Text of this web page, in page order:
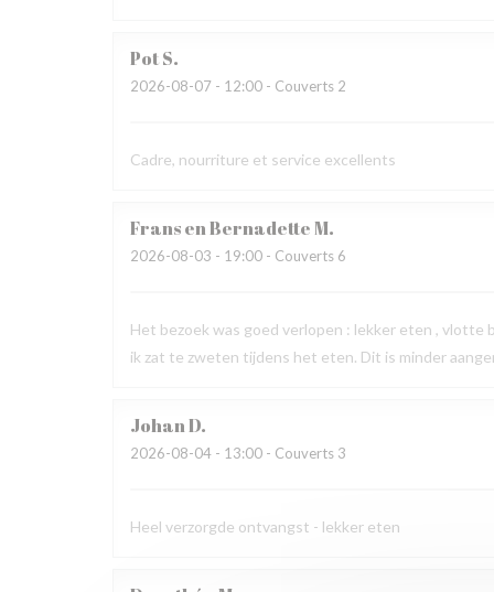
PotS
2026-08-07 - 12:00 - Couverts 2
Cadre, nourriture et service excellents
Frans en BernadetteM
2026-08-03 - 19:00 - Couverts 6
Het bezoek was goed verlopen : lekker eten , vlotte
ik zat te zweten tijdens het eten. Dit is minder
JohanD
2026-08-04 - 13:00 - Couverts 3
Heel verzorgde ontvangst - lekker eten